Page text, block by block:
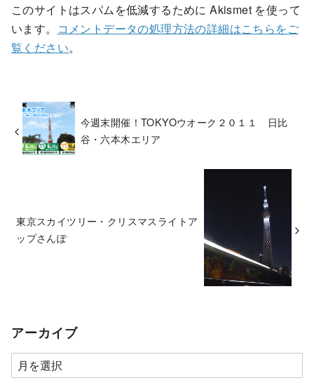
このサイトはスパムを低減するために Akismet を使って
います。
コメントデータの処理方法の詳細はこちらをご
覧ください。
今週末開催！TOKYOウオーク２０１１ 日比
谷・六本木エリア
東京スカイツリー・クリスマスライトア
ップさんぽ
アーカイブ
ア
ー